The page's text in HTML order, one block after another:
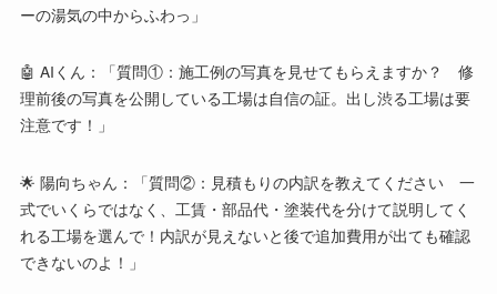
ーの湯気の中からふわっ」
🤖 AIくん：「質問①：施工例の写真を見せてもらえますか？ 修
理前後の写真を公開している工場は自信の証。出し渋る工場は要
注意です！」
🌟 陽向ちゃん：「質問②：見積もりの内訳を教えてください 一
式でいくらではなく、工賃・部品代・塗装代を分けて説明してく
れる工場を選んで！内訳が見えないと後で追加費用が出ても確認
できないのよ！」